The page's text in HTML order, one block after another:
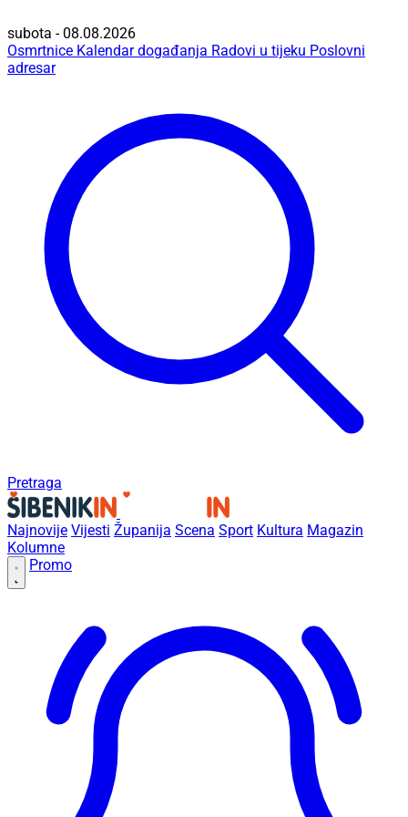
subota - 08.08.2026
Osmrtnice Kalendar događanja Radovi u tijeku Poslovni
adresar
Pretraga
Najnovije Vijesti Županija Scena Sport Kultura Magazin
Kolumne
Promo